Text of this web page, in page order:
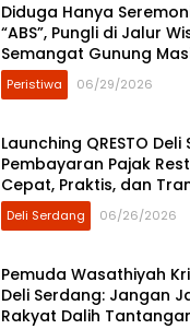
Diduga Hanya
“ABS”, Pungli di Jalur
Semangat Gunung
Berlangsung
Peristiwa 06/29/2026
Launching QRESTO
Pembayaran Pajak
Cepat, Praktis, dan
Deli Serdang 06/26/2026
Pemuda Wasathiyah
Deli Serdang: Jangan
Rakyat Dalih